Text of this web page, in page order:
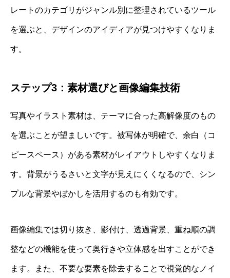
レートのカテゴリがジャンル別に整理されているツール
を選ぶと、デザインのアイディアが見つけやすくなりま
す。
ステップ3：素材選びと画像編集技術
写真やイラスト素材は、テーマに合った高解像度のもの
を選ぶことが望ましいです。被写体が明確で、余白（コ
ピースペース）がある素材がレイアウトしやすくなりま
す。背景がうるさいと文字が見えにくくなるので、シン
プルな背景やぼかしを活用するのも有効です。
画像編集では切り抜き、影付け、透過背景、重ね順の調
整などの機能を使って奥行きや立体感を出すことができ
ます。また、不要な要素を除去することで視覚的なノイ